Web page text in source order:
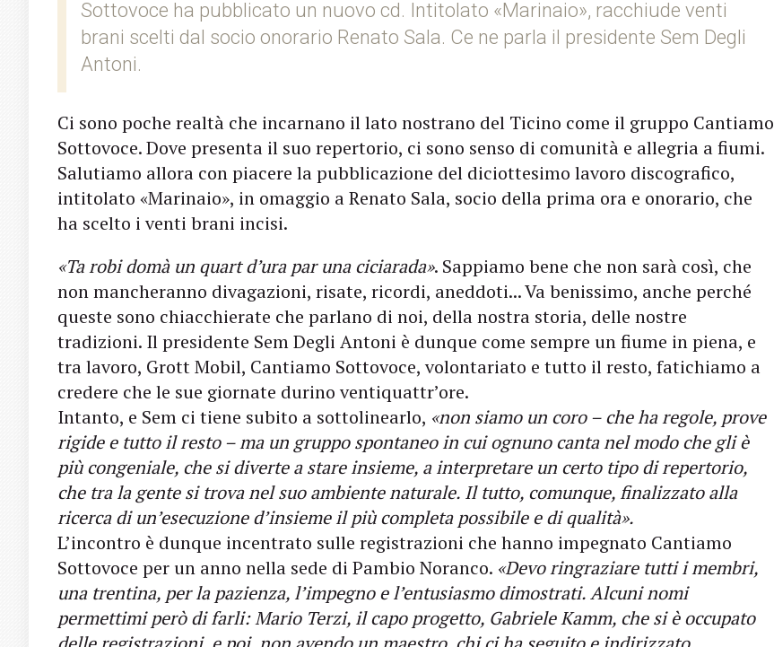
Sottovoce ha pubblicato un nuovo cd. Intitolato «Marinaio», racchiude venti
brani scelti dal socio onorario Renato Sala. Ce ne parla il presidente Sem Degli
Antoni.
Ci sono poche realtà che incarnano il lato nostrano del Ticino come il gruppo Cantiamo
Sottovoce. Dove presenta il suo repertorio, ci sono senso di comunità e allegria a fiumi.
Salutiamo allora con piacere la pubblicazione del diciottesimo lavoro discografico,
intitolato «Marinaio», in omaggio a Renato Sala, socio della prima ora e onorario, che
ha scelto i venti brani incisi.
«Ta robi domà un quart d’ura par una ciciarada». Sappiamo bene che non sarà così, che
non mancheranno divagazioni, risate, ricordi, aneddoti... Va benissimo, anche perché
queste sono chiacchierate che parlano di noi, della nostra storia, delle nostre
tradizioni. Il presidente Sem Degli Antoni è dunque come sempre un fiume in piena, e
tra lavoro, Grott Mobil, Cantiamo Sottovoce, volontariato e tutto il resto, fatichiamo a
credere che le sue giornate durino ventiquattr’ore.
Intanto, e Sem ci tiene subito a sottolinearlo, «non siamo un coro – che ha regole, prove
rigide e tutto il resto – ma un gruppo spontaneo in cui ognuno canta nel modo che gli è
più congeniale, che si diverte a stare insieme, a interpretare un certo tipo di repertorio,
che tra la gente si trova nel suo ambiente naturale. Il tutto, comunque, finalizzato alla
ricerca di un’esecuzione d’insieme il più completa possibile e di qualità».
L’incontro è dunque incentrato sulle registrazioni che hanno impegnato Cantiamo
Sottovoce per un anno nella sede di Pambio Noranco. «Devo ringraziare tutti i membri,
una trentina, per la pazienza, l’impegno e l’entusiasmo dimostrati. Alcuni nomi
permettimi però di farli: Mario Terzi, il capo progetto, Gabriele Kamm, che si è occupato